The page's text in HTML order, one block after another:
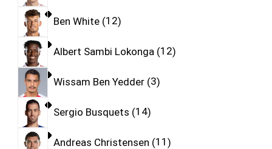
Ben White 12
Albert Sambi Lokonga 12
Wissam Ben Yedder 3
Sergio Busquets 14
Andreas Christensen 11